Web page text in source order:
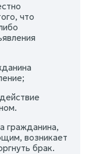
что
гражданина,
возникает
брак.